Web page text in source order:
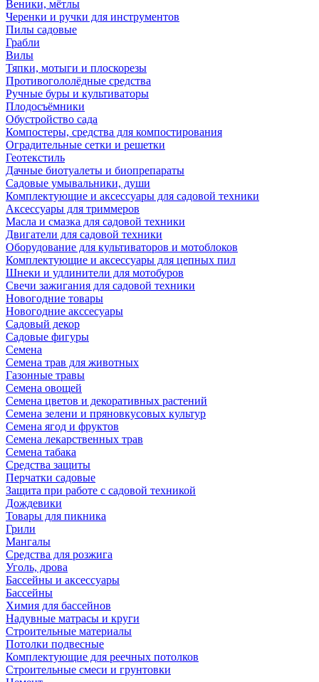
Веники, мётлы
Черенки и ручки для инструментов
Пилы садовые
Грабли
Вилы
Тяпки, мотыги и плоскорезы
Противогололёдные средства
Ручные буры и культиваторы
Плодосъёмники
Обустройство сада
Компостеры, средства для компостирования
Оградительные сетки и решетки
Геотекстиль
Дачные биотуалеты и биопрепараты
Садовые умывальники, души
Комплектующие и аксессуары для садовой техники
Аксессуары для триммеров
Масла и смазка для садовой техники
Двигатели для садовой техники
Оборудование для культиваторов и мотоблоков
Комплектующие и аксессуары для цепных пил
Шнеки и удлинители для мотобуров
Свечи зажигания для садовой техники
Новогодние товары
Новогодние акссесуары
Садовый декор
Садовые фигуры
Семена
Семена трав для животных
Газонные травы
Семена овощей
Семена цветов и декоративных растений
Семена зелени и пряновкусовых культур
Семена ягод и фруктов
Семена лекарственных трав
Семена табака
Средства защиты
Перчатки садовые
Защита при работе с садовой техникой
Дождевики
Товары для пикника
Грили
Мангалы
Средства для розжига
Уголь, дрова
Бассейны и аксессуары
Бассейны
Химия для бассейнов
Надувные матрасы и круги
Строительные материалы
Потолки подвесные
Комплектующие для реечных потолков
Строительные смеси и грунтовки